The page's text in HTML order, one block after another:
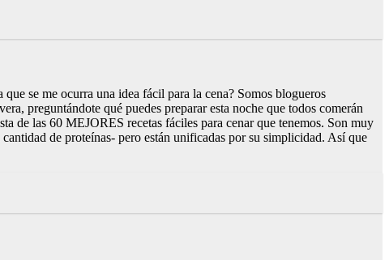
se me ocurra una idea fácil para la cena? Somos blogueros
preguntándote qué puedes preparar esta noche que todos comerán
de las 60 MEJORES recetas fáciles para cenar que tenemos. Son muy
de proteínas- pero están unificadas por su simplicidad. Así que